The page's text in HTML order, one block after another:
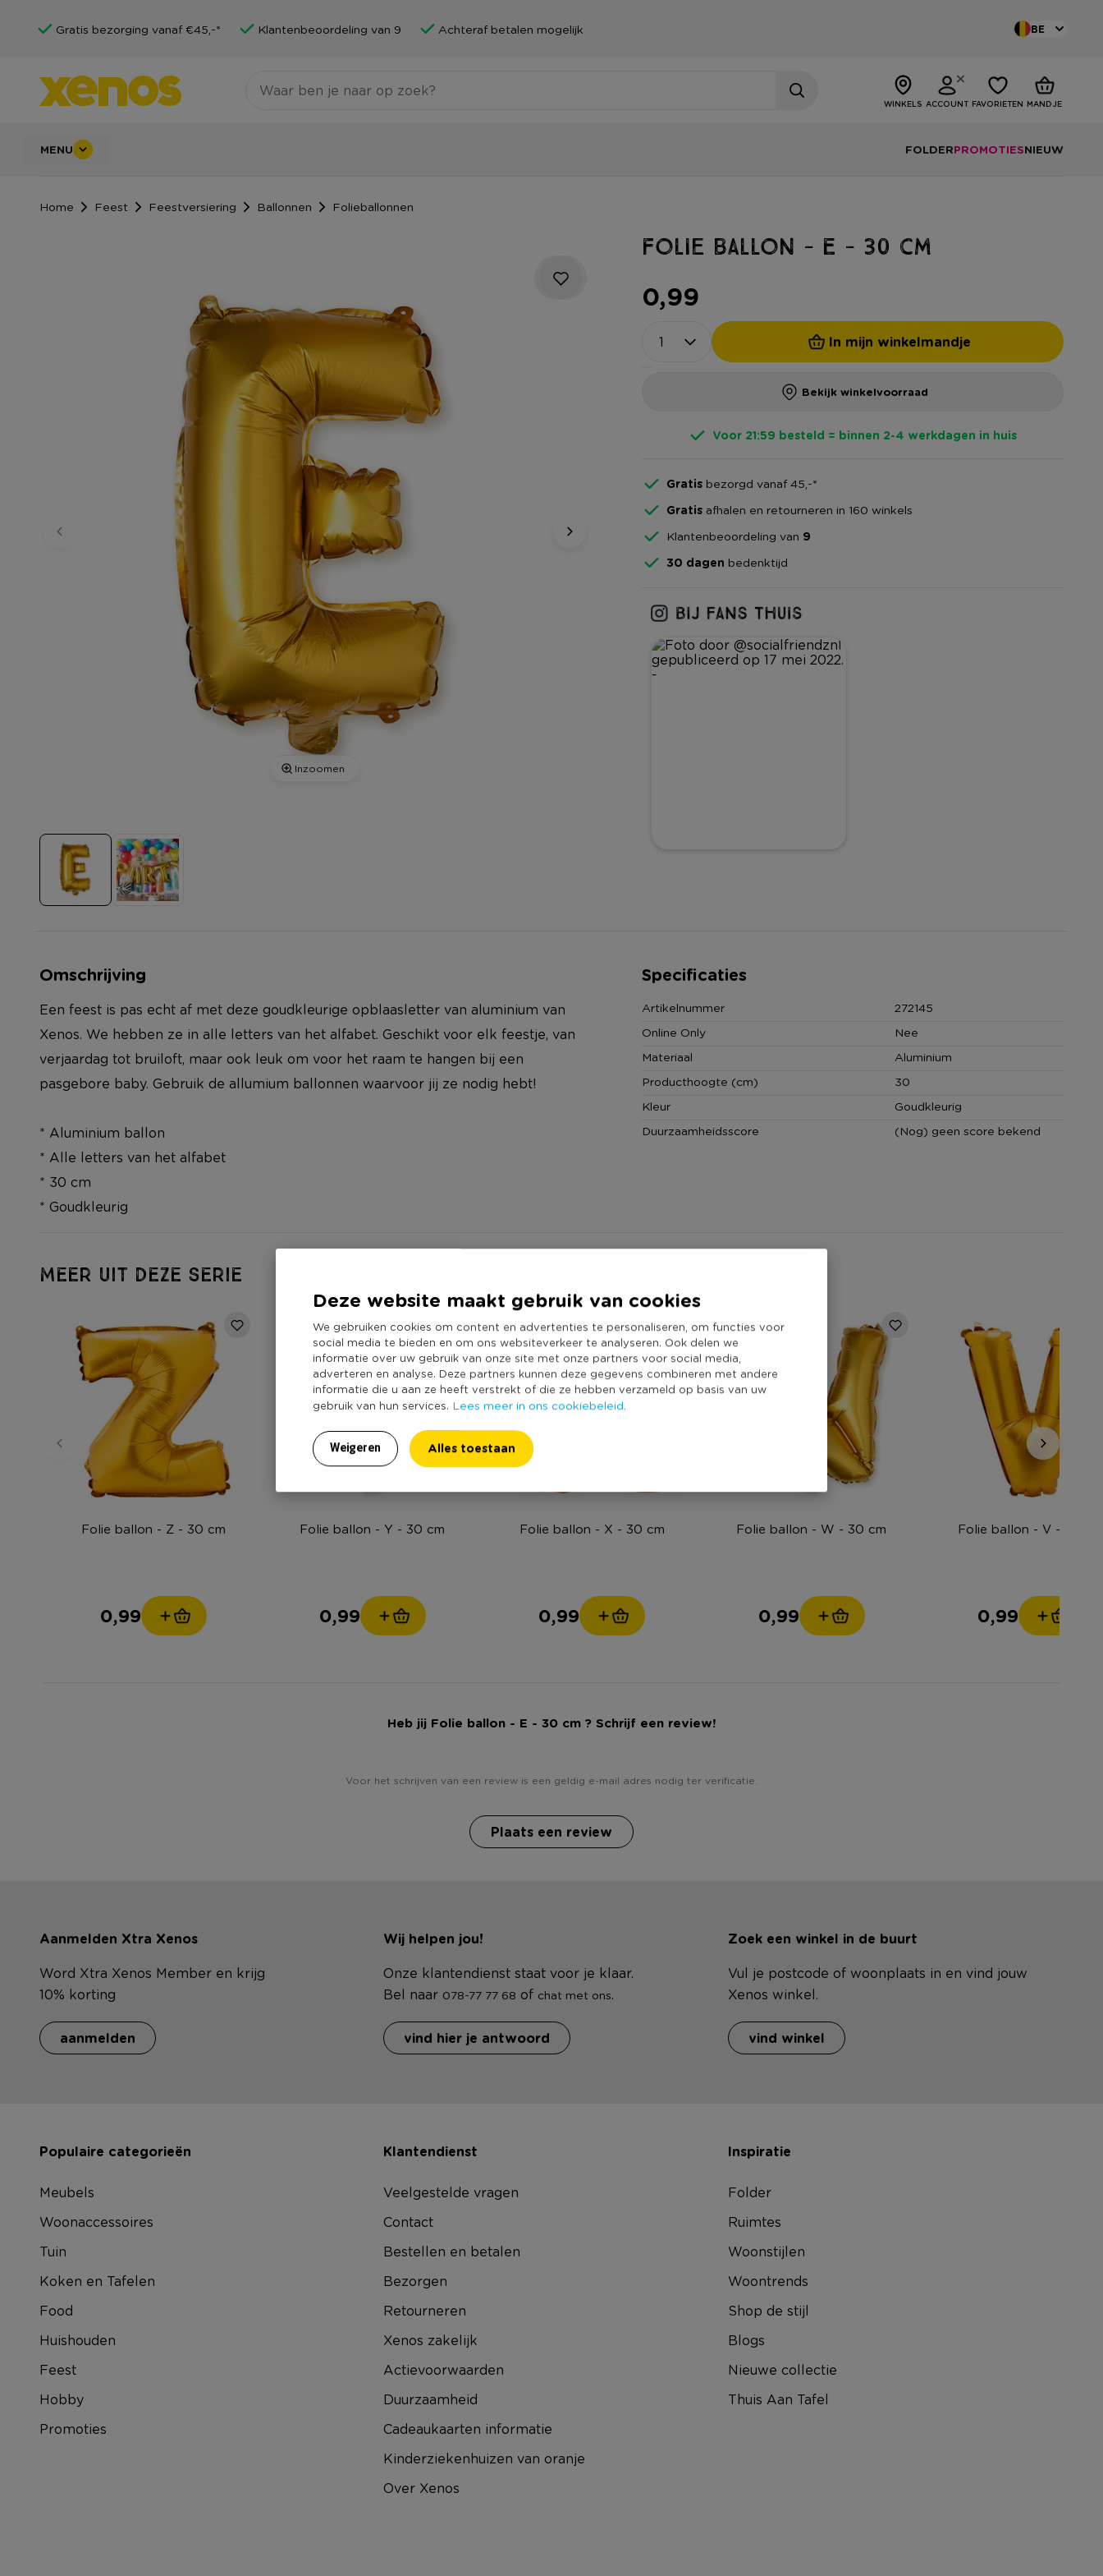
Deze website maakt gebruik van cookies
We gebruiken cookies om content en advertenties te personaliseren, om functies voor
social media te bieden en om ons websiteverkeer te analyseren. Ook delen we
informatie over uw gebruik van onze site met onze partners voor social media,
adverteren en analyse. Deze partners kunnen deze gegevens combineren met andere
informatie die u aan ze heeft verstrekt of die ze hebben verzameld op basis van uw
gebruik van hun services. Lees meer in ons cookiebeleid.
Weigeren Alles toestaan
Gratis bezorging vanaf €45,-* Klantenbeoordeling van 9 Achteraf betalen mogelijk BE
WINKELS ACCOUNT FAVORIETEN MANDJE
MENU FOLDERPROMOTIESNIEUW
Home Feest Feestversiering Ballonnen Folieballonnen
Inzoomen
Folie ballon - E - 30 cm
0,99
In mijn winkelmandje
Bekijk winkelvoorraad
Voor 21:59 besteld = binnen 2-4 werkdagen in huis
Gratisbezorgd vanaf 45,-*
Gratisafhalen en retourneren in 160 winkels
Klantenbeoordeling van 9
30 dagen bedenktijd
Omschrijving
Een feest is pas echt af met deze goudkleurige opblaasletter van aluminium van
Xenos. We hebben ze in alle letters van het alfabet. Geschikt voor elk feestje, van
verjaardag tot bruiloft, maar ook leuk om voor het raam te hangen bij een
pasgebore baby. Gebruik de allumium ballonnen waarvoor jij ze nodig hebt!
* Aluminium ballon
* Alle letters van het alfabet
* 30 cm
* Goudkleurig
Specificaties
Artikelnummer
272145
Online Only
Nee
Materiaal
Aluminium
Producthoogte (cm)
30
Kleur
Goudkleurig
Duurzaamheidsscore
(Nog) geen score bekend
MEER UIT DEZE SERIE
Folie ballon - Z - 30 cm
0,99
Folie ballon - Y - 30 cm
0,99
Folie ballon - X - 30 cm
0,99
Folie ballon - W - 30 cm
0,99
Folie ballon - V - 30 cm
0,99
Heb jij Folie ballon - E - 30 cm ? Schrijf een review!
Voor het schrijven van een review is een geldig e-mail adres nodig ter verificatie.
Plaats een review
Aanmelden Xtra Xenos
Word Xtra Xenos Member en krijg
10% korting
aanmelden
Wij helpen jou!
Onze klantendienst staat voor je klaar.
Bel naar 078-77 77 68 of chat met ons.
vind hier je antwoord
Zoek een winkel in de buurt
Vul je postcode of woonplaats in en vind jouw
Xenos winkel.
vind winkel
Populaire categorieën
Meubels
Woonaccessoires
Tuin
Koken en Tafelen
Food
Huishouden
Feest
Hobby
Promoties
Klantendienst
Veelgestelde vragen
Contact
Bestellen en betalen
Bezorgen
Retourneren
Xenos zakelijk
Actievoorwaarden
Duurzaamheid
Cadeaukaarten informatie
Kinderziekenhuizen van oranje
Over Xenos
Inspiratie
Folder
Ruimtes
Woonstijlen
Woontrends
Shop de stijl
Blogs
Nieuwe collectie
Thuis Aan Tafel